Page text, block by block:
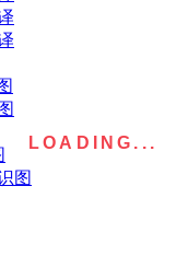
LOADING...
图